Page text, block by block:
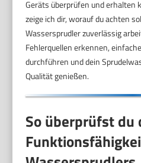
Geräts überprüfen und erhalten
zeige ich dir, worauf du achten
Wassersprudler zuverlässig
Fehlerquellen erkennen,
durchführen und dein
Qualität genießen.
So überprüfst du